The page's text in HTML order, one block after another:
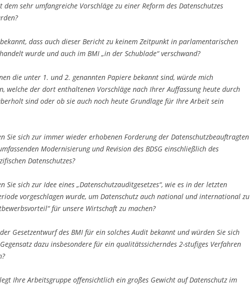
dem sehr umfangreiche Vorschläge zu einer Reform des Datenschutzes
dass auch dieser Bericht zu keinem Zeitpunkt in parlamentarischen
wurde und auch im BMI „in der Schublade“ verschwand?
die unter 1. und 2. genannten Papiere bekannt sind, würde mich
welche der dort enthaltenen Vorschläge nach Ihrer Auffassung heute durch
sind oder ob sie auch noch heute Grundlage für Ihre Arbeit sein
Sie sich zur immer wieder erhobenen Forderung der Datenschutzbeauftragten
Modernisierung und Revision des BDSG einschließlich des
Datenschutzes?
Sie sich zur Idee eines „Datenschutzauditgesetzes“, wie es in der letzten
vorgeschlagen wurde, um Datenschutz auch national und international zu
für unsere Wirtschaft zu machen?
Gesetzentwurf des BMI für ein solches Audit bekannt und würden Sie sich
dazu insbesondere für ein qualitätssicherndes 2-stufiges Verfahren
Ihre Arbeitsgruppe offensichtlich ein großes Gewicht auf Datenschutz im